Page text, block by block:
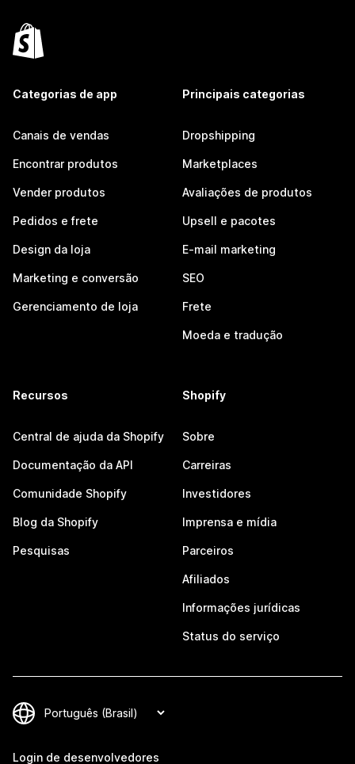
Categorias de app
Canais de vendas
Encontrar produtos
Vender produtos
Pedidos e frete
Design da loja
Marketing e conversão
Gerenciamento de loja
Principais categorias
Dropshipping
Marketplaces
Avaliações de produtos
Upsell e pacotes
E-mail marketing
SEO
Frete
Moeda e tradução
Recursos
Central de ajuda da Shopify
Documentação da API
Comunidade Shopify
Blog da Shopify
Pesquisas
Shopify
Sobre
Carreiras
Investidores
Imprensa e mídia
Parceiros
Afiliados
Informações jurídicas
Status do serviço
Login de desenvolvedores